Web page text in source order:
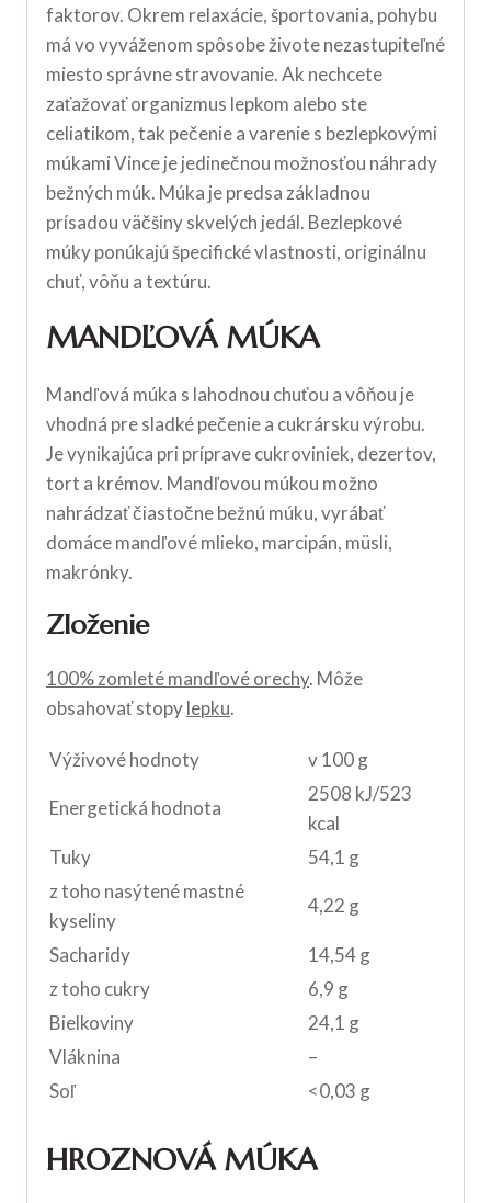
faktorov. Okrem relaxácie, športovania, pohybu
má vo vyváženom spôsobe živote nezastupiteľné
miesto správne stravovanie. Ak nechcete
zaťažovať organizmus lepkom alebo ste
celiatikom, tak pečenie a varenie s bezlepkovými
múkami Vince je jedinečnou možnosťou náhrady
bežných múk. Múka je predsa základnou
prísadou väčšiny skvelých jedál. Bezlepkové
múky ponúkajú špecifické vlastnosti, originálnu
chuť, vôňu a textúru.
MANDĽOVÁ MÚKA
Mandľová múka s lahodnou chuťou a vôňou je
vhodná pre sladké pečenie a cukrársku výrobu.
Je vynikajúca pri príprave cukroviniek, dezertov,
tort a krémov. Mandľovou múkou možno
nahrádzať čiastočne bežnú múku, vyrábať
domáce mandľové mlieko, marcipán, müsli,
makrónky.
Zloženie
100% zomleté mandľové orechy. Môže
obsahovať stopylepku.
Výživové hodnoty v 100 g
Energetická hodnota
2508 kJ/523
kcal
Tuky
54,1 g
z toho nasýtené mastné
kyseliny
4,22 g
Sacharidy
14,54 g
z toho cukry
6,9 g
Bielkoviny
24,1 g
Vláknina
–
Soľ
<0,03 g
HROZNOVÁ MÚKA